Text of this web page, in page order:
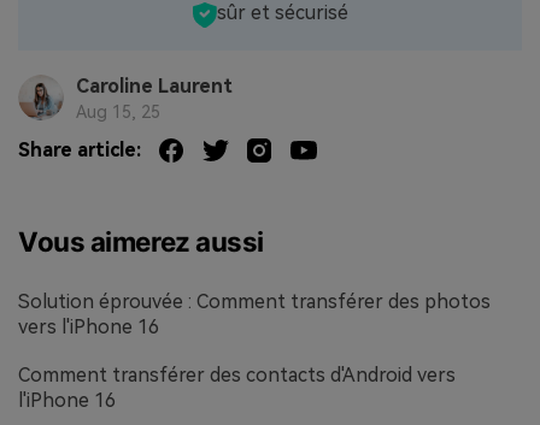
sûr et sécurisé
Caroline Laurent
Aug 15, 25
Share article:
Vous aimerez aussi
Solution éprouvée : Comment transférer des photos
vers l'iPhone 16
Comment transférer des contacts d'Android vers
l'iPhone 16